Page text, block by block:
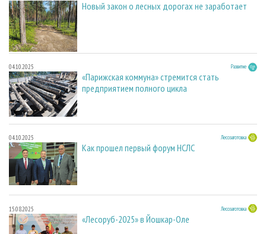
Новый закон о лесных дорогах не заработает
04.10.2025 Развитие
«Парижская коммуна» стремится стать
предприятием полного цикла
04.10.2025 Лесозаготовка
Как прошел первый форум НСЛС
15.08.2025 Лесозаготовка
«Лесоруб-2025» в Йошкар-Оле